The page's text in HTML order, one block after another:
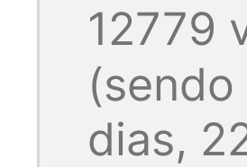
12779
dias,